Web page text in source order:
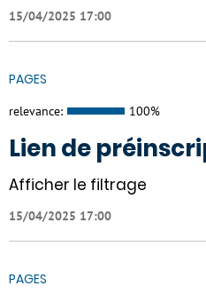
15/04/2025 17:00
PAGES
relevance: 100%
Lien de
Afficher le filtrage
15/04/2025 17:00
PAGES